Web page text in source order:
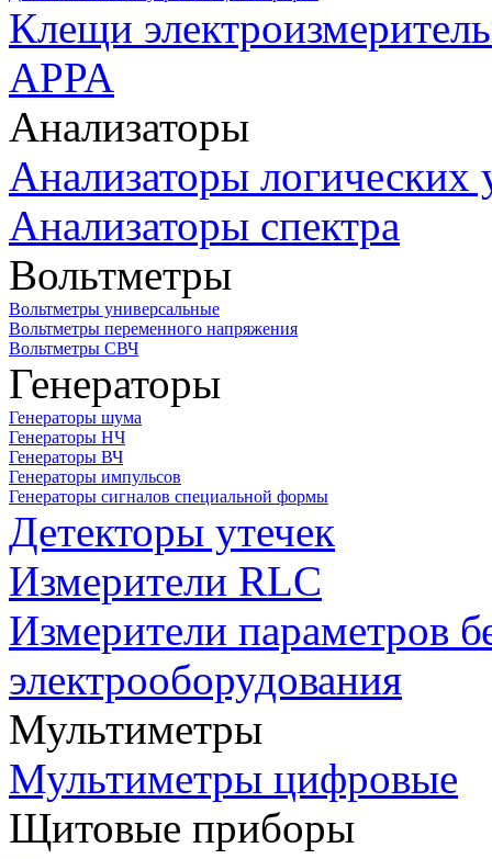
Клещи
APPA
Анализаторы
Анализаторы логических
Анализаторы спектра
Вольтметры
Вольтметры универсальные
Вольтметры переменного напряжения
Вольтметры СВЧ
Генераторы
Генераторы шума
Генераторы НЧ
Генераторы ВЧ
Генераторы импульсов
Генераторы сигналов специальной формы
Детекторы утечек
Измерители RLC
Измерители параметров
электрооборудования
Мультиметры
Мультиметры цифровые
Щитовые приборы